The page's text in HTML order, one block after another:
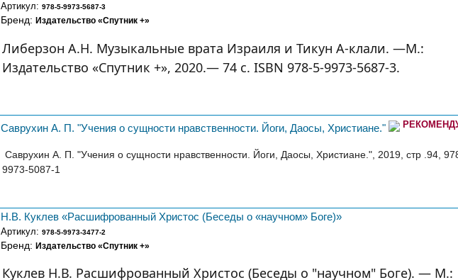
Артикул: 978-5-9973-5687-3
Бренд: Издательство «Спутник +»
Либерзон А.Н. Музыкальные врата Израиля и Тикун А-клали. —М.:
Издательство «Спутник +», 2020.— 74 c. ISBN 978-5-9973-5687-3.
Саврухин А. П. "Учения о сущности нравственности. Йоги, Даосы, Христиане."
Саврухин А. П. "Учения о сущности нравственности. Йоги, Даосы, Христиане.", 2019, стр .94,
9973-5087-1
Н.В. Куклев «Расшифрованный Христос (Беседы о «научном» Боге)»
Артикул: 978-5-9973-3477-2
Бренд: Издательство «Спутник +»
Куклев Н.В. Расшифрованный Христос (Беседы о "научном" Боге). — М.: